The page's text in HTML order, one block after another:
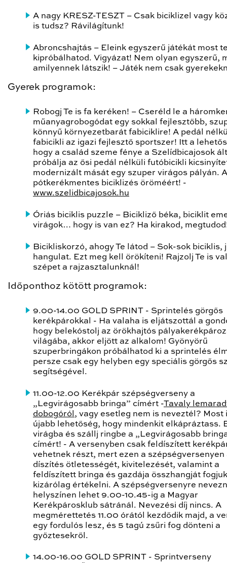
A nagy KRESZ-TESZT – Csak biciklizel vagy
is tudsz? Rávilágítunk!
Abroncshajtás – Eleink egyszerű játékát most
kipróbálhatod. Vigyázat! Nem olyan egyszerű,
amilyennek látszik! – Játék nem csak
Gyerek programok:
Robogj Te is fa keréken! – Cseréld le a
műanyagrobogódat egy sokkal fejlesztőbb,
könnyű környezetbarát fabiciklire! A pedál
fabicikli az igazi fejlesztő sportszer! Itt a
hogy a család szeme fénye a Szelídbicajosok
próbálja az ősi pedál nélküli futóbicikli
modernizált mását egy szuper virágos pályán. A
pótkerékmentes biciklizés öröméért! -
www.szelidbicajosok.hu
Óriás biciklis puzzle – Bicikliző béka, biciklit
virágok… hogy is van ez? Ha kirakod,
Bicikliskorzó, ahogy Te látod – Sok-sok biciklis,
hangulat. Ezt meg kell örökíteni! Rajzolj Te is
szépet a rajzasztalunknál!
Időponthoz kötött programok:
9.00-14.00 GOLD SPRINT - Sprintelés görgős
kerékpárokkal - Ha valaha is eljátszottál a
hogy belekóstolj az örökhajtós
világába, akkor eljött az alkalom! Gyönyörű
szuperbringákon próbálhatod ki a sprintelés
persze csak egy helyben egy speciális görgős
segítségével.
11.00-12.00 Kerékpár szépségverseny a
„Legvirágosabb bringa” címért -Tavaly
dobogóról , vagy esetleg nem is neveztél? Most
újabb lehetőség, hogy mindenkit elkápráztass.
virágba és szállj ringbe a „Legvirágosabb
címért! - A versenyben csak feldíszített
vehetnek részt, mert ezen a szépségversenyen
díszítés ötletességét, kivitelezését, valamint a
feldíszített bringa és gazdája összhangját fogjuk
kizárólag értékelni. A szépségversenyre
helyszínen lehet 9.00-10.45-ig a Magyar
Kerékpárosklub sátránál. Nevezési díj nincs. A
megmérettetés 11.00 órától kezdődik majd, a
egy fordulós lesz, és 5 tagú zsűri fog dönteni a
győztesekről.
14.00-16.00 GOLD SPRINT - Sprintverseny